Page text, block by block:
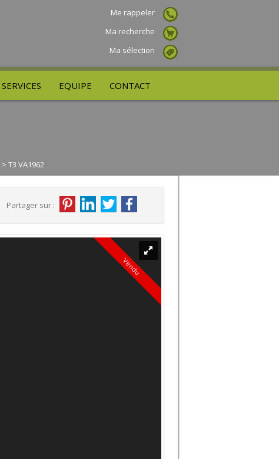
SERVICES EQUIPE CONTACT
Me rappeler
Ma recherche
Ma sélection
> T3 VA1962
Partager sur :
Vendu